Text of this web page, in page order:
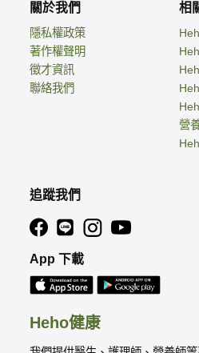
Heho健康
關於我們
隱私權政策
著作權聲明
徵才資訊
聯絡我們
相
營
追蹤我們
App 下載